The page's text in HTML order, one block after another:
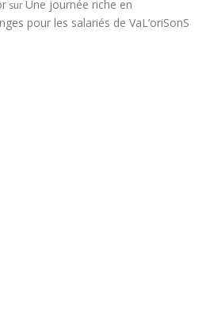
surUne journée riche en
pour les salariés de VaL’oriSonS